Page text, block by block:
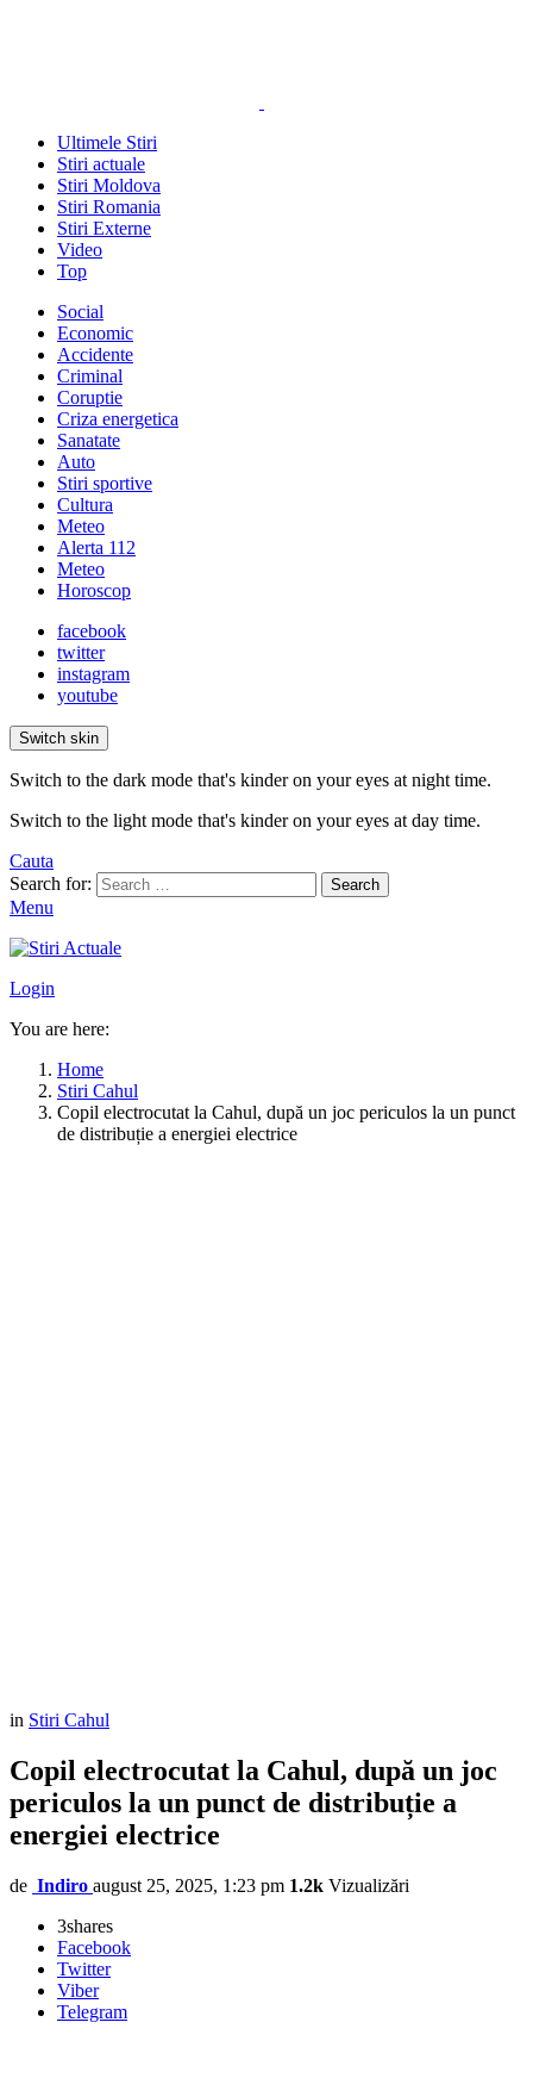
Ultimele Stiri
Stiri actuale
Stiri Moldova
Stiri Romania
Stiri Externe
Video
Top
Social
Economic
Accidente
Criminal
Coruptie
Criza energetica
Sanatate
Auto
Stiri sportive
Cultura
Meteo
Alerta 112
Meteo
Horoscop
facebook
twitter
instagram
youtube
Switch skin
Switch to the dark mode that's kinder on your eyes at night time.
Switch to the light mode that's kinder on your eyes at day time.
Cauta
Search for:
Search
Menu
Login
You are here:
Home
Stiri Cahul
Copil electrocutat la Cahul, după un joc periculos la un punct
de distribuție a energiei electrice
in Stiri Cahul
Copil electrocutat la Cahul, după un joc
periculos la un punct de distribuție a
energiei electrice
de Indiro august 25, 2025, 1:23 pm 1.2k Vizualizări
3shares
Facebook
Twitter
Viber
Telegram